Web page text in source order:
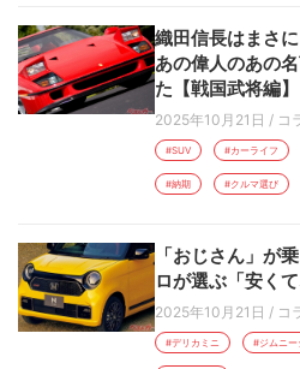
織田信長はまさ
あの偉人のあの
た【戦国武将編】
2025年10月21日 / コ
#SUV #カーライフ
#納期 #クルマ選び
「おじさん」が
ロが選ぶ「安く
2025年10月21日 / コ
#デリカミニ #ジムニー